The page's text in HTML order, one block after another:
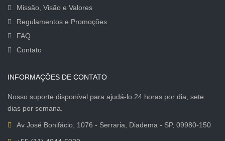
Missão, Visão e Valores
Regulamentos e Promoções
FAQ
Contato
INFORMAÇÕES DE CONTATO
Nosso suporte disponível para ajudá-lo 24 horas por dia, sete
dias por semana.
Av José Bonifácio, 1076 - Serraria, Diadema - SP, 09980-150